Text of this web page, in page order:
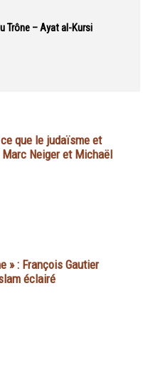
Trône – Ayat al-Kursi
que le judaïsme et
Neiger et Michaël
» : François Gautier
éclairé